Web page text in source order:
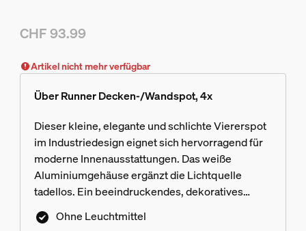
CHF 93.99
Artikel nicht mehr verfügbar
Über Runner Decken-/Wandspot, 4x
Dieser kleine, elegante und schlichte Viererspot
im Industriedesign eignet sich hervorragend für
moderne Innenausstattungen. Das weiße
Aluminiumgehäuse ergänzt die Lichtquelle
tadellos. Ein beeindruckendes, dekoratives
Glanzstück mit rotierender Lichtquelle.
Ohne Leuchtmittel